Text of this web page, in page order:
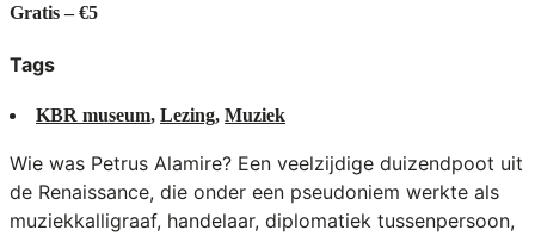
Gratis – €5
Tags
KBR museum, Lezing, Muziek
Wie was Petrus Alamire? Een veelzijdige duizendpoot uit
de Renaissance, die onder een pseudoniem werkte als
muziekkalligraaf, handelaar, diplomatiek tussenpersoon,